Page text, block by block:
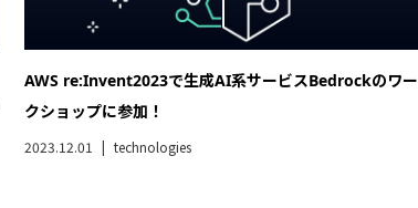
AWS re:Invent2023で生成AI系サービスBedrockのワー
クショップに参加！
2023.12.01 technologies